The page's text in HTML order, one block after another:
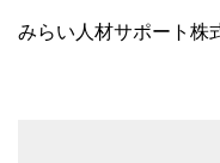
みらい人材サポート株